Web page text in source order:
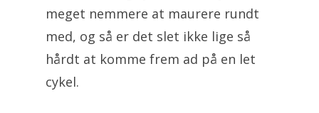
meget nemmere at maurere rundt
med, og så er det slet ikke lige så
hårdt at komme frem ad på en let
cykel.